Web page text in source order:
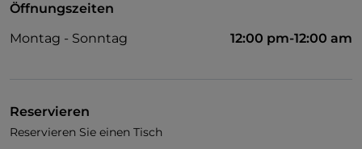
Öffnungszeiten
Montag - Sonntag
12:00 pm-12:00 am
Reservieren
Reservieren Sie einen Tisch